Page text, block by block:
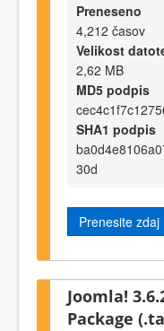
Preneseno
4,212 časov
Velikost
2,62 MB
MD5 podpis
SHA1 podpis
30d
Prenesite zdaj
Joomla!
Package